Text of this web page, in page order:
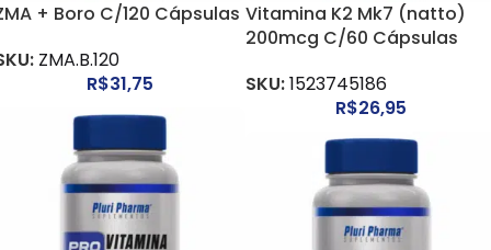
+ Boro C/120 Cápsulas
ZMA.B.120
R$31,75
Vitamina K2 Mk7 (natto)
200mcg C/60 Cápsulas
SKU:1523745186
R$26,95